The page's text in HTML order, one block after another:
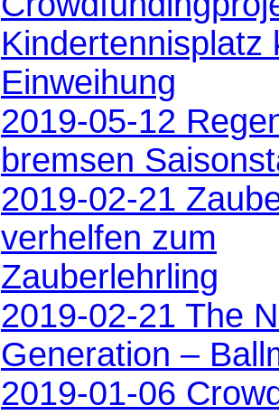
Kindertennisplatz
Einweihung
2019-05-12
bremsen
2019-02-21
verhelfen zum
Zauberlehrling
2019-02-21 The
Generation –
2019-01-06